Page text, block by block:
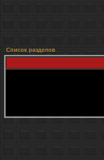
Список разделов